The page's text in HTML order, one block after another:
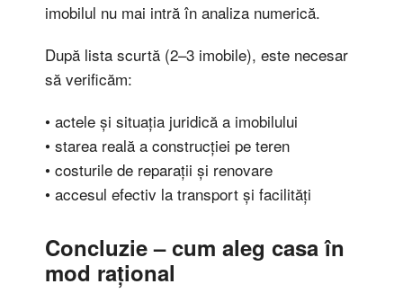
imobilul nu mai intră în analiza numerică.
După lista scurtă (2–3 imobile), este necesar
să verificăm:
• actele și situația juridică a imobilului
• starea reală a construcției pe teren
• costurile de reparații și renovare
• accesul efectiv la transport și facilități
Concluzie – cum aleg casa în
mod rațional